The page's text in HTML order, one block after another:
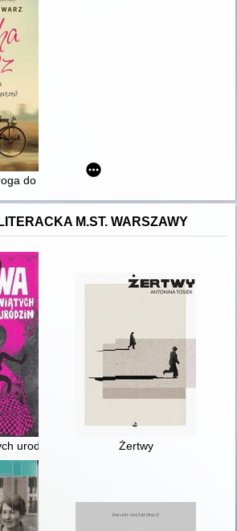
do marzeń
M.ST. WARSZAWY
urodzin Żertwy